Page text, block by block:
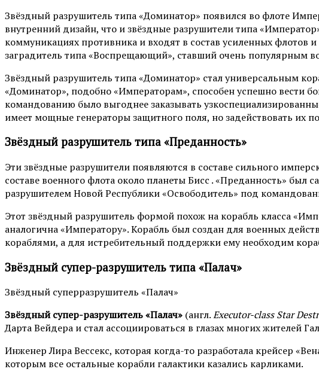
Звёздный разрушитель типа «Доминатор» появился во флоте
внутренний дизайн, что и звёздные разрушители типа
коммуникациях противника и входят в состав усиленных флотов
заградитель типа «Воспрещающий», ставший очень популярным
Звёздный разрушитель типа «Доминатор» стал универсальным
«Доминатор», подобно «Императорам», способен успешно вести
командованию было выгоднее заказывать
имеет мощные генераторы защитного поля, но задействовать их
Звёздный разрушитель типа «Преданность»
Эти звёздные разрушители появляются в составе сильного
составе военного флота около планеты Бисс . «Преданность»
разрушителем Новой Республики «Освободитель» под
Этот звёздный разрушитель формой похож на корабль класса
аналогична «Императору». Корабль был создан для военных
кораблями, а для истребительный поддержки ему необходим
Звёздный супер-разрушитель типа «Палач»
Звёздный суперразрушитель «Палач»
Звёздный супер-разрушитель «Палач» (англ.Executor-class Star
Дарта Вейдера и стал ассоциироваться в глазах многих жителей
Инженер Лира Вессекс, которая когда-то разработала крейсер
которым все остальные корабли галактики казались карликами.